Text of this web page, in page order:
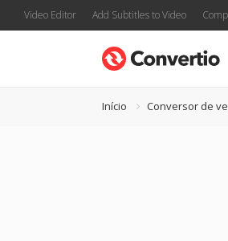
Video Editor Add Subtitles to Video
Início Conversor de